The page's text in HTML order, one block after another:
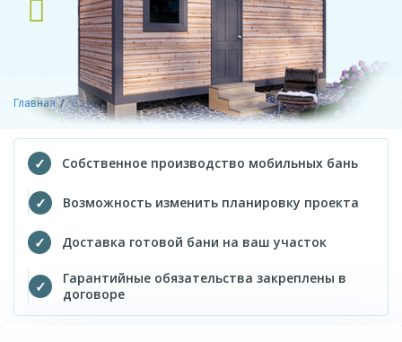
ПРОФЕССИОНАЛЬНЫЕ ПЛОТНИКИ
современное производство
Главная Вагончики С козырьком
Собственное производство мобильных бань
Возможность изменить планировку проекта
Доставка готовой бани на ваш участок
Гарантийные обязательства закреплены в
договоре